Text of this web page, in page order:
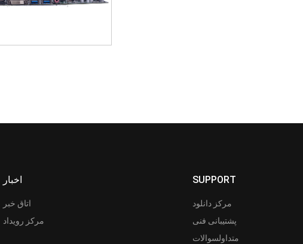
اخبار
اتاق خبر
مرکز رویداد
SUPPORT
مرکز دانلود
پشتیبانی فنی
متداولسوالات